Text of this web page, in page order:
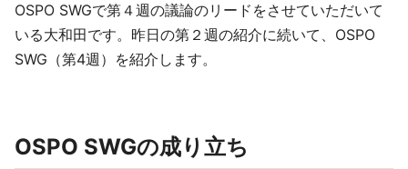
OSPO SWGで第４週の議論のリードをさせていただいて
いる大和田です。昨日の第２週の紹介に続いて、OSPO
SWG（第4週）を紹介します。
OSPO SWGの成り立ち